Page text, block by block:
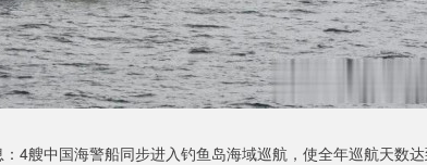
4艘中国海警船同步进入钓鱼岛海域巡航，使全年巡航天数